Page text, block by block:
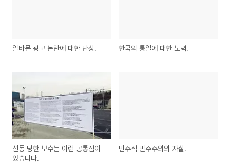
알바몬 광고 논란에 대한 단상. 한국의 통일에 대한 노력.
선동 당한 보수는 이런 공통점이
있습니다.
민주적 민주주의의 자살.